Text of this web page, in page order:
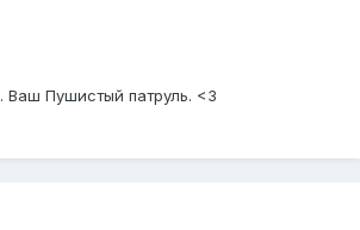
Пушистый патруль. <3